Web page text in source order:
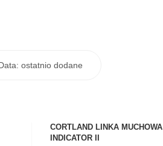
CORTLAND LINKA MUCHOWA
INDICATOR II